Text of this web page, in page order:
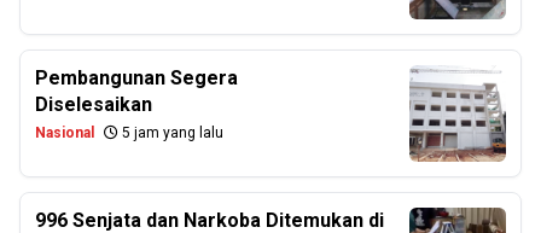
Pembangunan Segera
Diselesaikan
Nasional 5 jam yang lalu
996 Senjata dan Narkoba Ditemukan di